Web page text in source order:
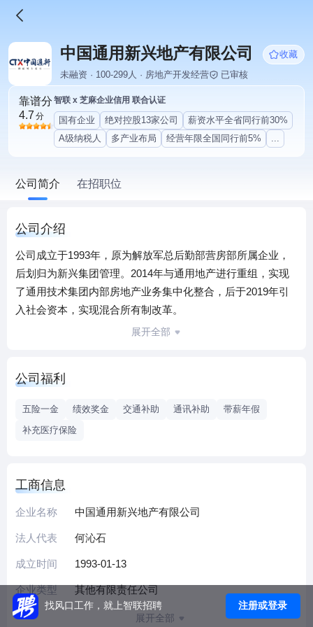
中国通用新兴地产有限公司
收藏
未融资 · 100-299人 · 房地产开发经营
已审核
靠谱分
4.7 分
智联 x 芝麻企业信用 联合认证
国有企业 绝对控股13家公司
薪资水平全省同行前30%
A级纳税人
多产业布局 经营年限全国同行前5% ...
公司简介 在招职位
公司介绍
公司成立于1993年，原为解放军总后勤部营房部所属企业，
后划归为新兴集团管理。2014年与通用地产进行重组，实现
了通用技术集团内部房地产业务集中化整合，后于2019年引
入社会资本，实现混合所有制改革。
公司总部位于北京，下属5家城市公司，在职员工100余人。
展开全部
公司福利
五险一金 绩效奖金 交通补助 通讯补助
带薪年假
补充医疗保险
工商信息
企业名称 中国通用新兴地产有限公司
法人代表 何沁石
成立时间 1993-01-13
企业类型 其他有限责任公司
展开全部
找风口工作，就上智联招聘 注册或登录